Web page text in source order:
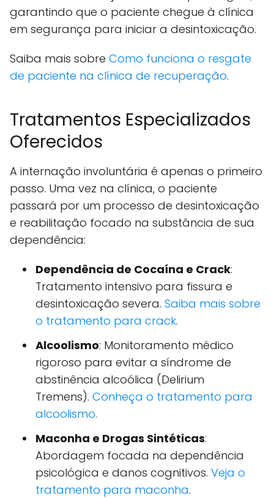
garantindo que o paciente chegue à clínica
em segurança para iniciar a desintoxicação.
Saiba mais sobre Como funciona o resgate
de paciente na clínica de recuperação.
Tratamentos Especializados
Oferecidos
A internação involuntária é apenas o primeiro
passo. Uma vez na clínica, o paciente
passará por um processo de desintoxicação
e reabilitação focado na substância de sua
dependência:
Dependência de Cocaína e Crack:
Tratamento intensivo para fissura e
desintoxicação severa. Saiba mais sobre
o tratamento para crack.
Alcoolismo: Monitoramento médico
rigoroso para evitar a síndrome de
abstinência alcoólica (Delirium
Tremens). Conheça o tratamento para
alcoolismo.
Maconha e Drogas Sintéticas:
Abordagem focada na dependência
psicológica e danos cognitivos. Veja o
tratamento para maconha.